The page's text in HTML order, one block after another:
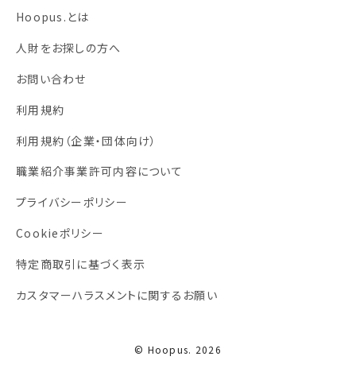
Hoopus.とは
人財をお探しの方へ
お問い合わせ
利用規約
利用規約 （企業・団体向け）
職業紹介事業許可内容について
プライバシーポリシー
Cookieポリシー
特定商取引に基づく表示
カスタマーハラスメントに関するお願い
© Hoopus. 2026